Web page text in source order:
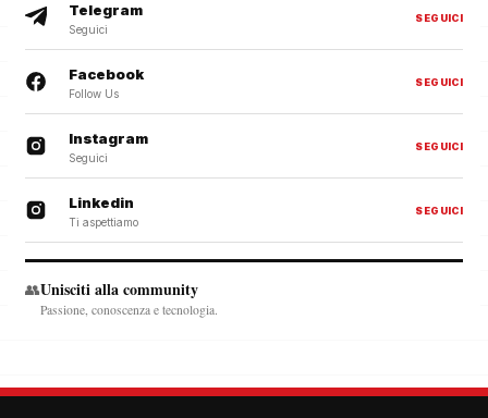
Telegram
Seguici
SEGUICI
Facebook
Follow Us
SEGUICI
Instagram
Seguici
SEGUICI
Linkedin
Ti aspettiamo
SEGUICI
👥Unisciti alla community
Passione, conoscenza e tecnologia.